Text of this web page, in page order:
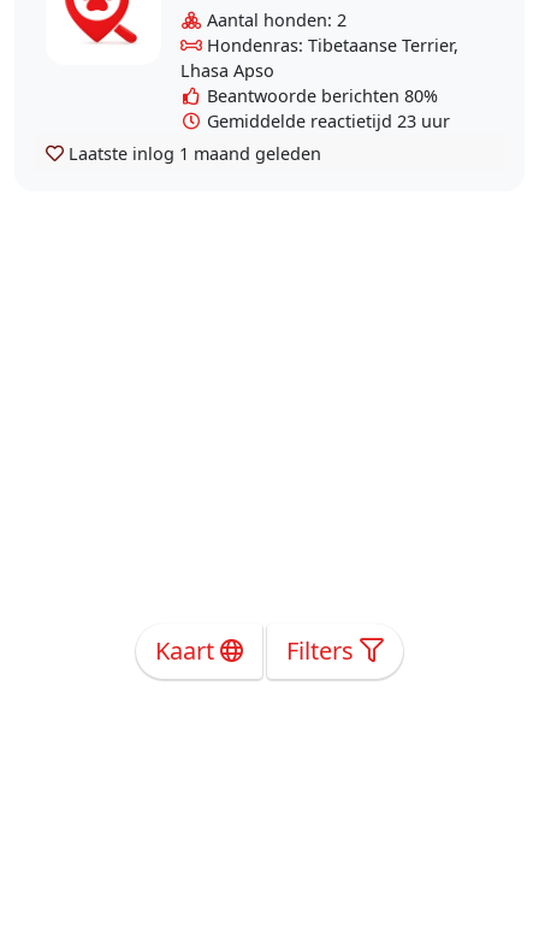
die kanker heeft en nu
gestabiliseerd is, met redelijk
goede vooruitzichten.. Het..
Aantal honden: 2
Hondenras: Tibetaanse Terrier,
Lhasa Apso
Beantwoorde berichten 80%
Gemiddelde reactietijd 23 uur
Laatste inlog 1 maand geleden
Kaart Filters